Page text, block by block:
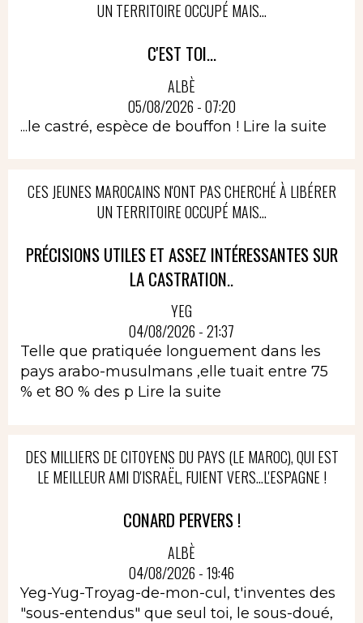
UN TERRITOIRE OCCUPÉ MAIS...
C'EST TOI...
ALBÈ
05/08/2026 - 07:20
...le castré, espèce de bouffon ! Lire la suite
CES JEUNES MAROCAINS N'ONT PAS CHERCHÉ À LIBÉRER
UN TERRITOIRE OCCUPÉ MAIS...
PRÉCISIONS UTILES ET ASSEZ INTÉRESSANTES SUR
LA CASTRATION..
YEG
04/08/2026 - 21:37
Telle que pratiquée longuement dans les
pays arabo-musulmans ,elle tuait entre 75
% et 80 % des p Lire la suite
DES MILLIERS DE CITOYENS DU PAYS (LE MAROC), QUI EST
LE MEILLEUR AMI D'ISRAËL, FUIENT VERS...L'ESPAGNE !
CONARD PERVERS !
ALBÈ
04/08/2026 - 19:46
Yeg-Yug-Troyag-de-mon-cul, t'inventes des
"sous-entendus" que seul toi, le sous-doué,